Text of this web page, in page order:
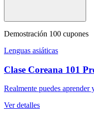
Demostración 100 cupones
Lenguas asiáticas
Clase Coreana 101
Realmente puedes aprender
Ver detalles